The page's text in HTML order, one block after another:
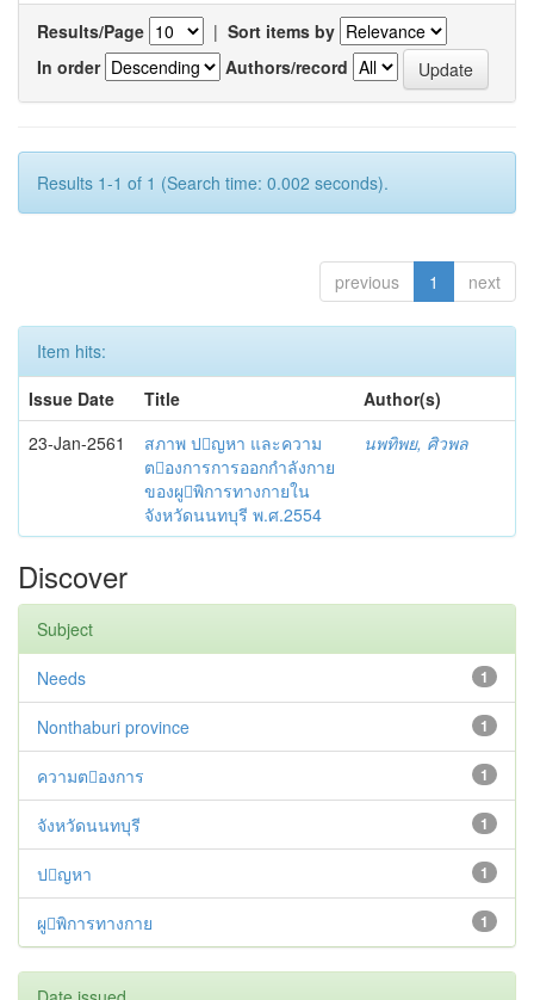
Results/Page | Sort items by
In order
Authors/record
Results 1-1 of 1 (Search time: 0.002 seconds).
previous 1 next
Item hits:
Issue Date
Title
Author(s)
23-Jan-2561
สภาพ ปญหา และความ
ตองการการออกกำลังกาย
ของผูพิการทางกายใน
จังหวัดนนทบุรี พ.ศ.2554
นพทิพย, ศิวพล
Discover
Subject
1
Needs
1
Nonthaburi province
1
ความตองการ
1
จังหวัดนนทบุรี
1
ปญหา
1
ผูพิการทางกาย